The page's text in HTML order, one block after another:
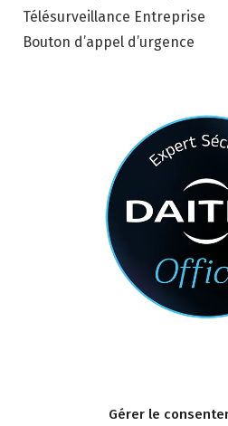
Gérer le
Télésurveillance Entreprise
Bouton d’appel d’urgence